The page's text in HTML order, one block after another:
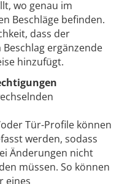
wo genau im
Beschläge befinden.
dass der
ergänzende
hinzufügt.
Tür-Profile können
werden, sodass
Änderungen nicht
müssen. So können
eines